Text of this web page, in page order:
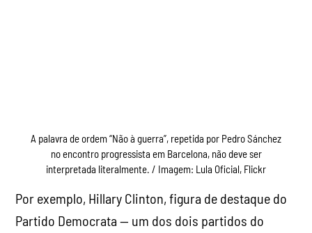
A palavra de ordem “Não à guerra”, repetida por Pedro Sánchez
no encontro progressista em Barcelona, ​​não deve ser
interpretada literalmente. / Imagem: Lula Oficial, Flickr
Por exemplo, Hillary Clinton, figura de destaque do
Partido Democrata — um dos dois partidos do